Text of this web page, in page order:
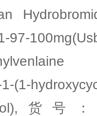
97-
(1-
货号：